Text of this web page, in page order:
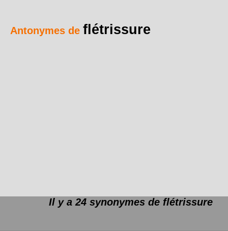
Antonymes de flétrissure
Il y a 24 synonymes de flétrissure